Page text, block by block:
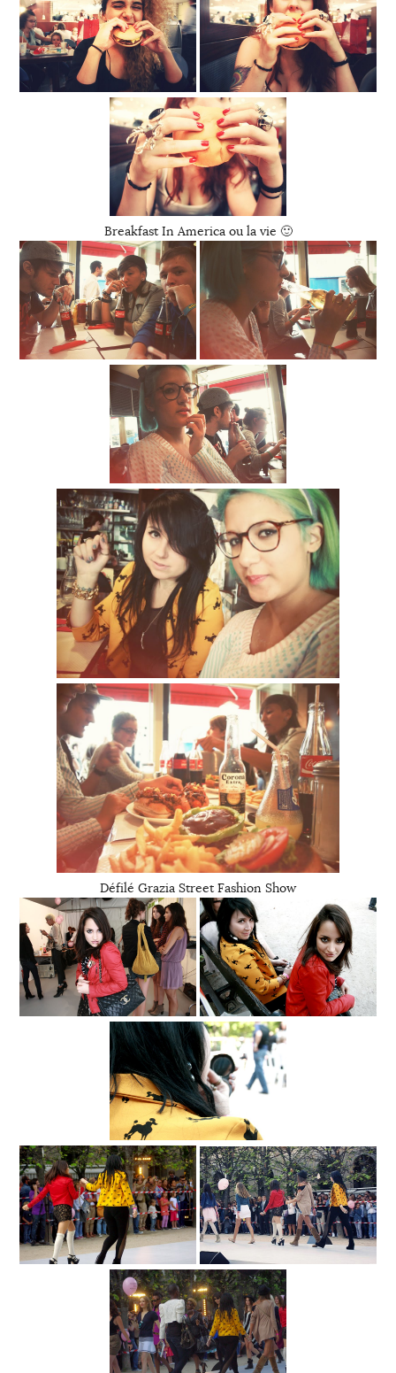
Breakfast In America ou la vie 🙂
Défilé Grazia Street Fashion Show